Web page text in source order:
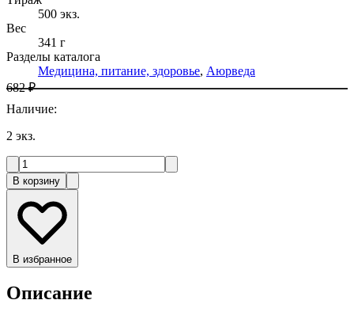
500 экз.
Вес
341 г
Разделы каталога
Медицина, питание, здоровье, Аюрведа
682 ₽
Наличие:
2 экз.
В корзину
В избранное
Описание